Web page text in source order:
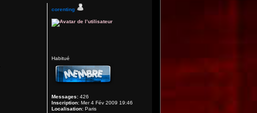
corenting
Habitué
Messages: 426
Inscription: Mer 4 Fév 2009 19:46
Localisation: Paris